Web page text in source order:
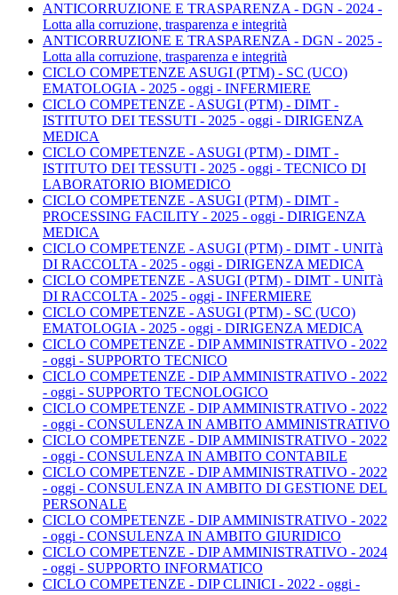
ANTICORRUZIONE E TRASPARENZA - DGN - 2024 -
Lotta alla corruzione, trasparenza e integrità
ANTICORRUZIONE E TRASPARENZA - DGN - 2025 -
Lotta alla corruzione, trasparenza e integrità
CICLO COMPETENZE ASUGI (PTM) - SC (UCO)
EMATOLOGIA - 2025 - oggi - INFERMIERE
CICLO COMPETENZE - ASUGI (PTM) - DIMT -
ISTITUTO DEI TESSUTI - 2025 - oggi - DIRIGENZA
MEDICA
CICLO COMPETENZE - ASUGI (PTM) - DIMT -
ISTITUTO DEI TESSUTI - 2025 - oggi - TECNICO DI
LABORATORIO BIOMEDICO
CICLO COMPETENZE - ASUGI (PTM) - DIMT -
PROCESSING FACILITY - 2025 - oggi - DIRIGENZA
MEDICA
CICLO COMPETENZE - ASUGI (PTM) - DIMT - UNITà
DI RACCOLTA - 2025 - oggi - DIRIGENZA MEDICA
CICLO COMPETENZE - ASUGI (PTM) - DIMT - UNITà
DI RACCOLTA - 2025 - oggi - INFERMIERE
CICLO COMPETENZE - ASUGI (PTM) - SC (UCO)
EMATOLOGIA - 2025 - oggi - DIRIGENZA MEDICA
CICLO COMPETENZE - DIP AMMINISTRATIVO - 2022
- oggi - SUPPORTO TECNICO
CICLO COMPETENZE - DIP AMMINISTRATIVO - 2022
- oggi - SUPPORTO TECNOLOGICO
CICLO COMPETENZE - DIP AMMINISTRATIVO - 2022
- oggi - CONSULENZA IN AMBITO AMMINISTRATIVO
CICLO COMPETENZE - DIP AMMINISTRATIVO - 2022
- oggi - CONSULENZA IN AMBITO CONTABILE
CICLO COMPETENZE - DIP AMMINISTRATIVO - 2022
- oggi - CONSULENZA IN AMBITO DI GESTIONE DEL
PERSONALE
CICLO COMPETENZE - DIP AMMINISTRATIVO - 2022
- oggi - CONSULENZA IN AMBITO GIURIDICO
CICLO COMPETENZE - DIP AMMINISTRATIVO - 2024
- oggi - SUPPORTO INFORMATICO
CICLO COMPETENZE - DIP CLINICI - 2022 - oggi -